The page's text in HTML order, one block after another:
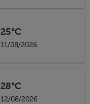
25°C
11/08/2026
28°C
12/08/2026